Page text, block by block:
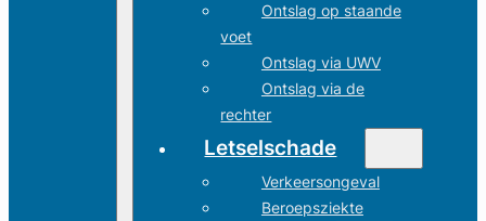
Ontslag op staande
voet
Ontslag via UWV
Ontslag via de
rechter
Letselschade
Verkeersongeval
Beroepsziekte